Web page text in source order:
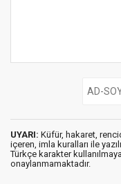
UYARI: Küfür, hakaret,
içeren, imla kuralları ile
Türkçe karakter
onaylanmamaktadır.